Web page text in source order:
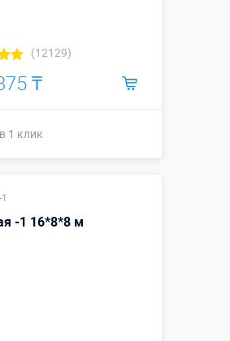
(12129)
₸
1 клик
деталей →
видео
-1 16*8*8 м